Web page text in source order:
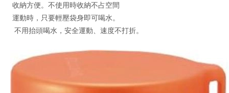
收納方便。不使用時收納不占空間
運動時，只要輕壓袋身即可喝水。
不用抬頭喝水，安全運動、速度不打折。